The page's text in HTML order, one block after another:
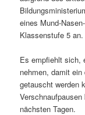
eines Mund-
Klassenstufe 5 an.
Es empfiehlt sich,
nehmen, damit
getauscht werden
nächsten Tagen.